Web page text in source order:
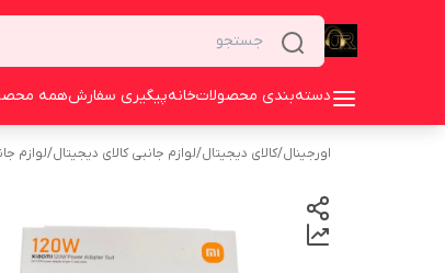
دسته‌بندی محصولاتخانهپیگیری سفارشهمه
اورجینال/کالای دیجیتال/لوازم جانبی کالای دیجیتال/لوازم